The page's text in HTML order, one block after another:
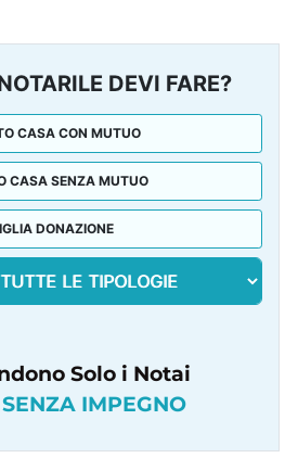
DEVI FARE?
CASA CON MUTUO
CASA SENZA MUTUO
DONAZIONE
Solo i Notai
IMPEGNO